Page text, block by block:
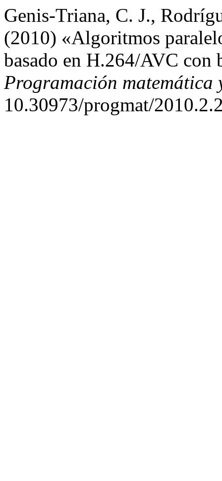
Genis-Triana, C. J.,
(2010) «Algoritmos
basado en H.264/AVC con
Programación matemática
10.30973/progmat/